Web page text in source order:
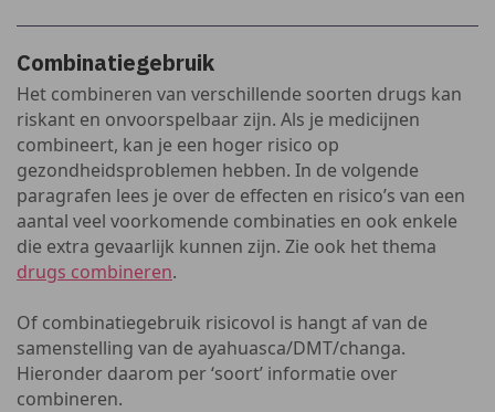
Combinatiegebruik
Het combineren van verschillende soorten drugs kan
riskant en onvoorspelbaar zijn. Als je medicijnen
combineert, kan je een hoger risico op
gezondheidsproblemen hebben. In de volgende
paragrafen lees je over de effecten en risico’s van een
aantal veel voorkomende combinaties en ook enkele
die extra gevaarlijk kunnen zijn. Zie ook het thema
drugs combineren.
Of combinatiegebruik risicovol is hangt af van de
samenstelling van de ayahuasca/DMT/changa.
Hieronder daarom per ‘soort’ informatie over
combineren.